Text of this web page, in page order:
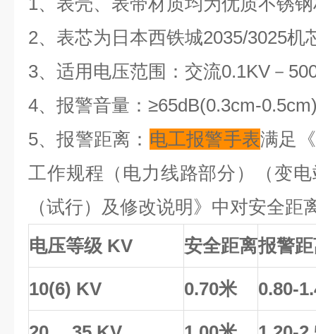
2、表芯为日本西铁城2035/3025机
3、适用电压范围：交流0.1KV－
4、报警音量：≥65dB(0.3cm-
5、报警距离： 电工报警手表满足
工作规程（电力线路部分）（变
（试行）及修改说明》中对安全距
电压等级 KV
安全距离报警
10(6) KV 0.70米 0.80-